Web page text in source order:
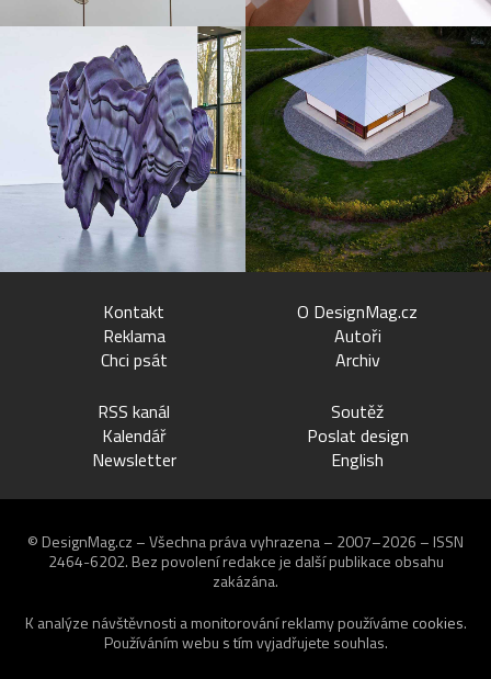
Kontakt
Reklama
Chci psát
O DesignMag.cz
Autoři
Archiv
RSS kanál
Kalendář
Newsletter
Soutěž
Poslat design
English
© DesignMag.cz – Všechna práva vyhrazena – 2007–2026 – ISSN
2464-6202. Bez povolení redakce je další publikace obsahu
zakázána.
K analýze návštěvnosti a monitorování reklamy používáme cookies.
Používáním webu s tím vyjadřujete souhlas.